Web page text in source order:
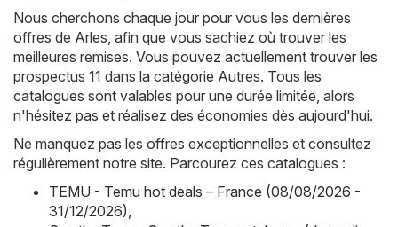
Nous cherchons chaque jour pour vous les dernières
offres de Arles, afin que vous sachiez où trouver les
meilleures remises. Vous pouvez actuellement trouver les
prospectus 11 dans la catégorie Autres. Tous les
catalogues sont valables pour une durée limitée, alors
n'hésitez pas et réalisez des économies dès aujourd'hui.
Ne manquez pas les offres exceptionnelles et consultez
régulièrement notre site. Parcourez ces catalogues :
TEMU - Temu hot deals – France (08/08/2026 -
31/12/2026),